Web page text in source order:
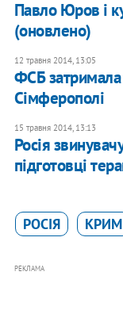
Павло Юров і
(оновлено)
12 травня 2014, 13:05
ФСБ затримала
Сімферополі
15 травня 2014, 13:13
Росія
підготовці
РОСІЯ КРИМ
РЕКЛАМА